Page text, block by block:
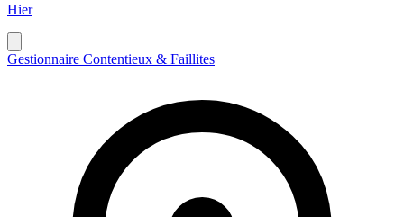
Hier
Gestionnaire Contentieux & Faillites